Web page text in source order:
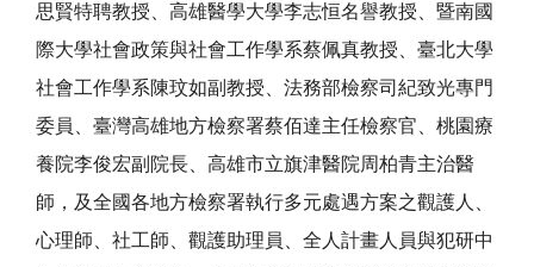
思賢特聘教授、高雄醫學大學李志恒名譽教授、暨南國
際大學社會政策與社會工作學系蔡佩真教授、臺北大學
社會工作學系陳玟如副教授、法務部檢察司紀致光專門
委員、臺灣高雄地方檢察署蔡佰達主任檢察官、桃園療
養院李俊宏副院長、高雄市立旗津醫院周柏青主治醫
師，及全國各地方檢察署執行多元處遇方案之觀護人、
心理師、社工師、觀護助理員、全人計畫人員與犯研中